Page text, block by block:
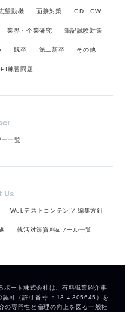
望動機 面接対策 GD・GW
業界・企業研究 筆記試験対策
既卒 第二新卒 その他
練習問題
ー一覧
Us
Webテストコンテンツ 編集方針
就活対策資料&ツール一覧